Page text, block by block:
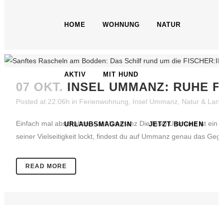
HOME WOHNUNG NATUR
AKTIV MIT HUND
URLAUBSMAGAZIN JETZT BUCHEN
07 OKT. INSEL UMMANZ: RUHE
Posted at 22:06h in Ferienwohnung Insel Ummanz Natur &
Einfach mal abschalten – auf Ummanz Die Insel Ummanz ist
seiner Vielseitigkeit lockt, findest du auf Ummanz genau das
READ MORE